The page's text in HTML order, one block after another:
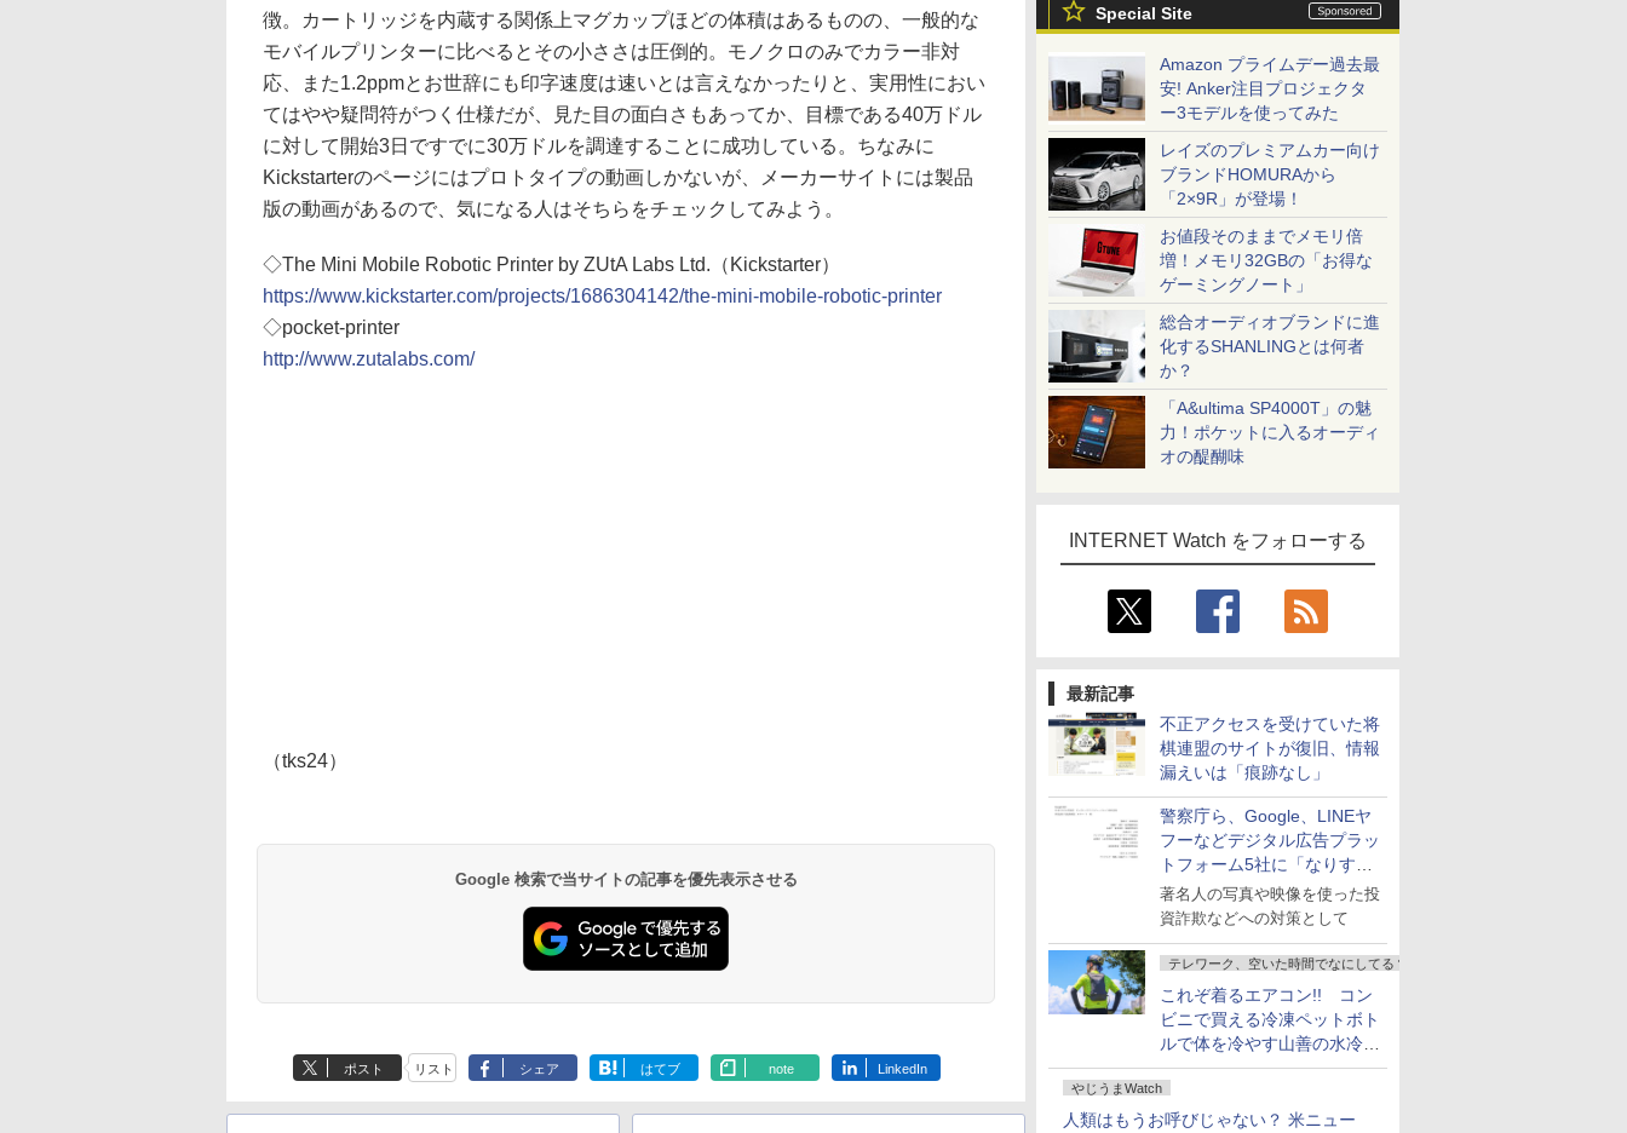
Special Site
Amazon プライムデー過去最
安! Anker注目プロジェクタ
ー3モデルを使ってみた
レイズのプレミアムカー向け
ブランドHOMURAから
「2×9R」が登場！
お値段そのままでメモリ倍
増！メモリ32GBの「お得な
ゲーミングノート」
総合オーディオブランドに進
化するSHANLINGとは何者
か？
「A&ultima SP4000T」の魅
力！ポケットに入るオーディ
オの醍醐味
INTERNET Watch をフォローする
最新記事
不正アクセスを受けていた将
棋連盟のサイトが復旧、情報
漏えいは「痕跡なし」
警察庁ら、Google、LINEヤ
フーなどデジタル広告プラッ
トフォーム5社に「なりすま
し詐欺広告」対策強化を要請
著名人の写真や映像を使った投
資詐欺などへの対策として
テレワーク、空いた時間でなにしてる？
これぞ着るエアコン!! コン
ビニで買える冷凍ペットボト
ルで体を冷やす山善の水冷ベ
ストがロードバイクにちょう
どいい【ぼっち・ざ・ろー
ど！その14】
やじうまWatch
人類はもうお呼びじゃない？ 米ニュー
徴。カートリッジを内蔵する関係上マグカップほどの体積はあるものの、一般的な
モバイルプリンターに比べるとその小ささは圧倒的。モノクロのみでカラー非対
応、また1.2ppmとお世辞にも印字速度は速いとは言えなかったりと、実用性におい
てはやや疑問符がつく仕様だが、見た目の面白さもあってか、目標である40万ドル
に対して開始3日ですでに30万ドルを調達することに成功している。ちなみに
Kickstarterのページにはプロトタイプの動画しかないが、メーカーサイトには製品
版の動画があるので、気になる人はそちらをチェックしてみよう。
◇The Mini Mobile Robotic Printer by ZUtA Labs Ltd.（Kickstarter）
https://www.kickstarter.com/projects/1686304142/the-mini-mobile-robotic-printer
◇pocket-printer
http://www.zutalabs.com/
（tks24）
Google 検索で当サイトの記事を優先表示させる
ポスト リスト シェア はてブ note LinkedIn